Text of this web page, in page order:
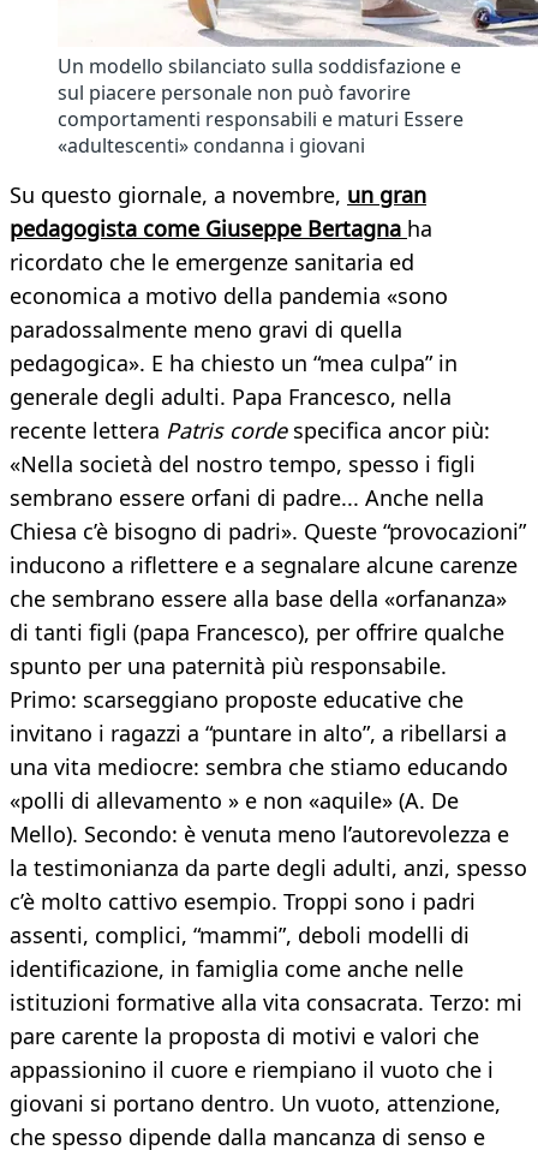
Un modello sbilanciato sulla soddisfazione e
sul piacere personale non può favorire
comportamenti responsabili e maturi Essere
«adultescenti» condanna i giovani
Su questo giornale, a novembre, un gran
pedagogista come Giuseppe Bertagna ha
ricordato che le emergenze sanitaria ed
economica a motivo della pandemia «sono
paradossalmente meno gravi di quella
pedagogica». E ha chiesto un “mea culpa” in
generale degli adulti. Papa Francesco, nella
recente lettera Patris cordespecifica ancor più:
«Nella società del nostro tempo, spesso i figli
sembrano essere orfani di padre... Anche nella
Chiesa c’è bisogno di padri». Queste “provocazioni”
inducono a riflettere e a segnalare alcune carenze
che sembrano essere alla base della «orfananza»
di tanti figli (papa Francesco), per offrire qualche
spunto per una paternità più responsabile.
Primo: scarseggiano proposte educative che
invitano i ragazzi a “puntare in alto”, a ribellarsi a
una vita mediocre: sembra che stiamo educando
«polli di allevamento » e non «aquile» (A. De
Mello). Secondo: è venuta meno l’autorevolezza e
la testimonianza da parte degli adulti, anzi, spesso
c’è molto cattivo esempio. Troppi sono i padri
assenti, complici, “mammi”, deboli modelli di
identificazione, in famiglia come anche nelle
istituzioni formative alla vita consacrata. Terzo: mi
pare carente la proposta di motivi e valori che
appassionino il cuore e riempiano il vuoto che i
giovani si portano dentro. Un vuoto, attenzione,
che spesso dipende dalla mancanza di senso e